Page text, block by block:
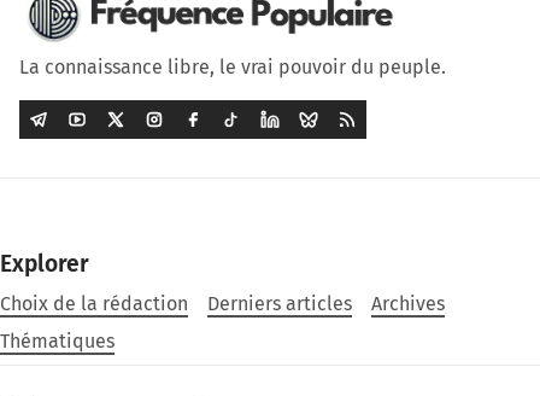
La connaissance libre, le vrai pouvoir du peuple.
Explorer
Choix de la rédaction Derniers articles
Archives
Thématiques